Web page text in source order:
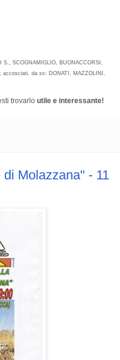
SCOGNAMIGLIO, BUONACCORSI,
accosciati, da sx: DONATI, MAZZOLINI,
trovarlo utile e interessante!
Molazzana" - 11